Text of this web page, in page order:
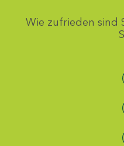
Wie zufrieden sind